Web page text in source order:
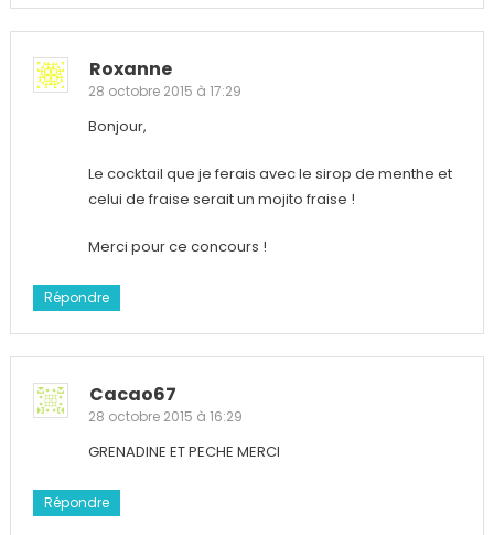
Roxanne
28 octobre 2015 à 17:29
Bonjour,
Le cocktail que je ferais avec le sirop de menthe et
celui de fraise serait un mojito fraise !
Merci pour ce concours !
Répondre
Cacao67
28 octobre 2015 à 16:29
GRENADINE ET PECHE MERCI
Répondre